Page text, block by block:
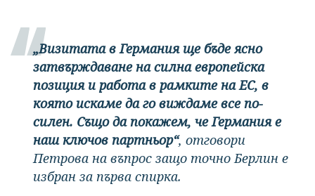
„Визитата в Германия ще бъде ясно
затвърждаване на силна европейска
позиция и работа в рамките на ЕС, в
която искаме да го виждаме все по-
силен. Също да покажем, че Германия е
наш ключов партньор“, отговори
Петрова на въпрос защо точно Берлин е
избран за първа спирка.